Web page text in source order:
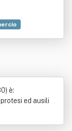
è:
ed ausili